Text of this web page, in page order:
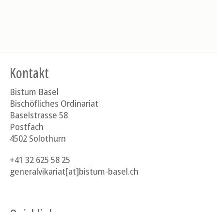
Kontakt
Bistum Basel
Bischöfliches Ordinariat
Baselstrasse 58
Postfach
4502 Solothurn
+41 32 625 58 25
generalvikariat[at]bistum-basel.ch